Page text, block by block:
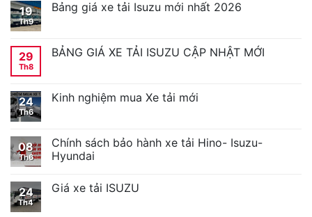
19
Th9
Bảng giá xe tải Isuzu mới nhất 2026
29
Th8
BẢNG GIÁ XE TẢI ISUZU CẬP NHẬT MỚI
24
Th6
Kinh nghiệm mua Xe tải mới
08
Th6
Chính sách bảo hành xe tải Hino- Isuzu-
Hyundai
24
Th4
Giá xe tải ISUZU